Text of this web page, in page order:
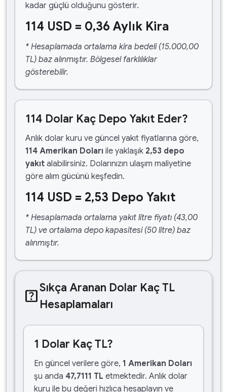
kadar güçlü olduğunu gösterir.
114 USD = 0,36 Aylık Kira
* Hesaplamada ortalama kira bedeli (15.000,00
TL) baz alınmıştır. Bölgesel farklılıklar
gösterebilir.
114 Dolar Kaç Depo Yakıt Eder?
Anlık dolar kuru ve güncel yakıt fiyatlarına göre,
114 Amerikan Doları ile yaklaşık 2,53 depo
yakıt alabilirsiniz. Dolarınızın ulaşım maliyetine
göre alım gücünü keşfedin.
114 USD = 2,53 Depo Yakıt
* Hesaplamada ortalama yakıt litre fiyatı (43,00
TL) ve ortalama depo kapasitesi (50 litre) baz
alınmıştır.
help_centerSıkça Aranan Dolar Kaç TL
Hesaplamaları
1 Dolar Kaç TL?
En güncel verilere göre, 1 Amerikan Doları
şu anda 47,7111 TL etmektedir. Anlık dolar
kuru ile bu değeri hızlıca hesaplayın ve